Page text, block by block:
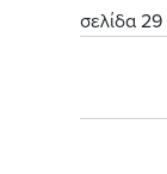
σελίδα 29